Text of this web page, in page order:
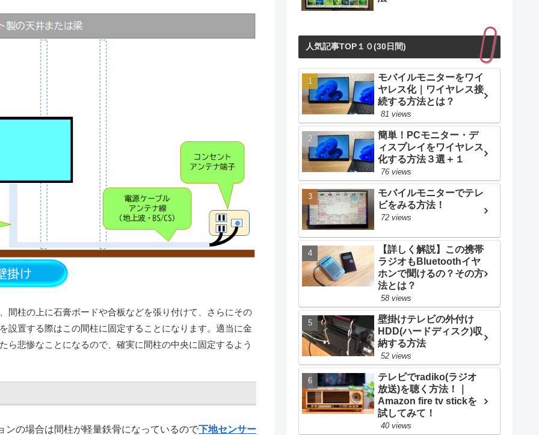
間柱の上に石膏ボードや合板などを張り付けて、さらにその
を設置する際はこの間柱に固定することになります。適当に金
ら悲惨なことになるので、確実に間柱の中央に固定するよう
ンの場合は間柱が軽量鉄骨になっているので下地センサー
人気記事TOP１０(30日間)
モバイルモニターをワイ
ヤレス化｜ワイヤレス接
続する方法とは？
81 views
簡単！PCモニター・デ
ィスプレイをワイヤレス
化する方法３選＋１
76 views
モバイルモニターでテレ
ビをみる方法！
72 views
【詳しく解説】この携帯
ラジオもBluetoothイヤ
ホンで聞けるの？その方
法とは？
58 views
壁掛けテレビの外付け
HDD(ハードディスク)収
納する方法
52 views
テレビでradiko(ラジオ
放送)を聴く方法！｜
Amazon fire tv stickを
試してみて！
40 views